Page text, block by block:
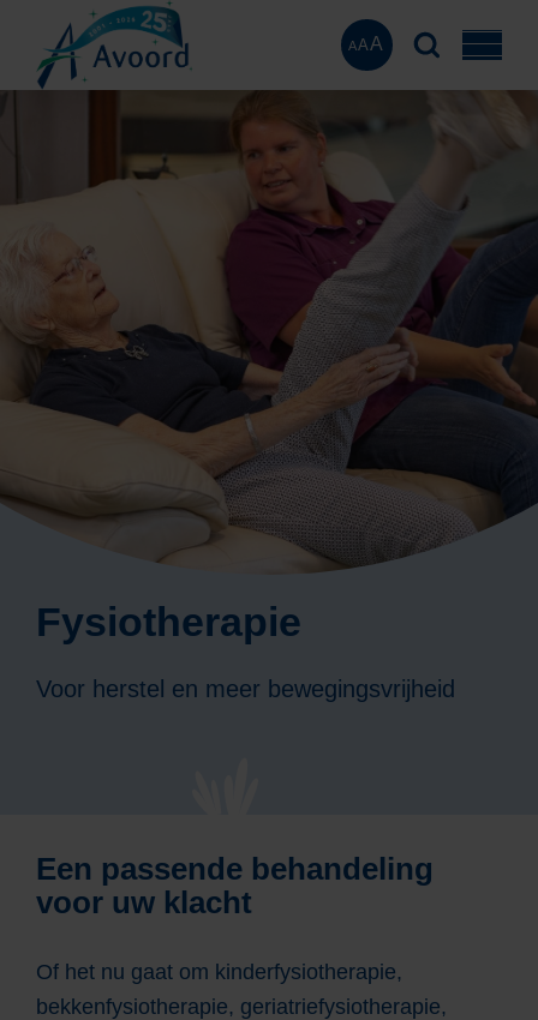
AAA
Fysiotherapie
Voor herstel en meer bewegingsvrijheid
Een passende behandeling
voor uw klacht
Of het nu gaat om kinderfysiotherapie,
bekkenfysiotherapie, geriatriefysiotherapie,